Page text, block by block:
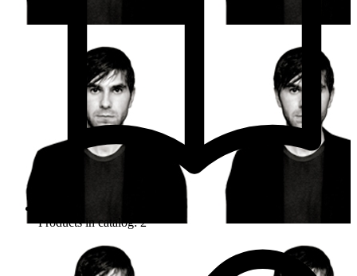
Products in catalog: 2